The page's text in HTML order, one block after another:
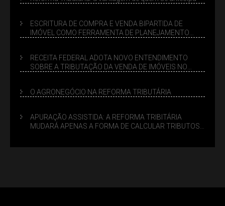
ESCRITURA DE COMPRA E VENDA BIPARTIDA DE
IMÓVEL COMO FERRAMENTA DE PLANEJAMENTO
RECEITA FEDERAL ADOTA NOVO ENTENDIMENTO
SOBRE A TRIBUTAÇÃO DA VENDA DE IMÓVEIS NO
O AGRONEGÓCIO NA REFORMA TRIBUTÁRIA
APURAÇÃO ASSISTIDA: A REFORMA TRIBITÁRIA
MUDARÁ APENAS A FORMA DE CALCULAR TRIBUTOS